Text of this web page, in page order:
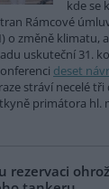
kde se
Rámcové
o změně klimatu,
uskuteční 31.
deset
stráví necelé tři
primátora hl.
rezervaci